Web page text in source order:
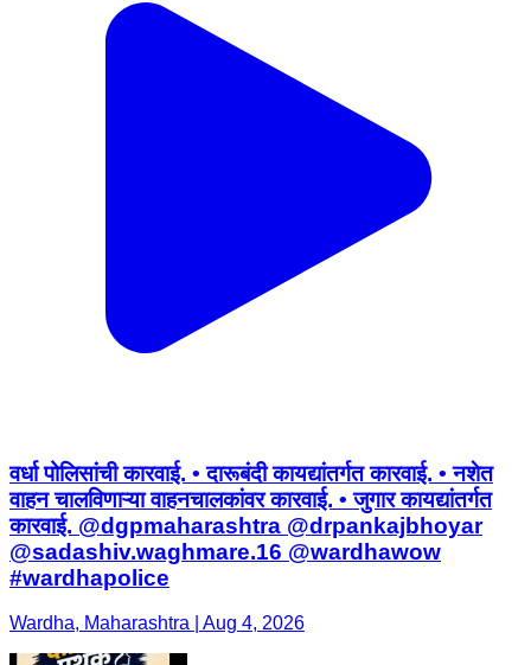
वर्धा पोलिसांची कारवाई. • दारूबंदी कायद्यांतर्गत कारवाई. • नशेत
वाहन चालविणाऱ्या वाहनचालकांवर कारवाई. • जुगार कायद्यांतर्गत
कारवाई. @dgpmaharashtra @drpankajbhoyar
@sadashiv.waghmare.16 @wardhawow
#wardhapolice
Wardha, Maharashtra | Aug 4, 2026